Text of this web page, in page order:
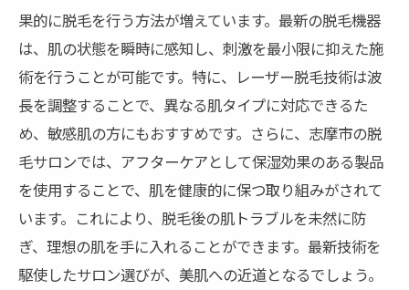
果的に脱毛を行う方法が増えています。最新の脱毛機器
は、肌の状態を瞬時に感知し、刺激を最小限に抑えた施
術を行うことが可能です。特に、レーザー脱毛技術は波
長を調整することで、異なる肌タイプに対応できるた
め、敏感肌の方にもおすすめです。さらに、志摩市の脱
毛サロンでは、アフターケアとして保湿効果のある製品
を使用することで、肌を健康的に保つ取り組みがされて
います。これにより、脱毛後の肌トラブルを未然に防
ぎ、理想の肌を手に入れることができます。最新技術を
駆使したサロン選びが、美肌への近道となるでしょう。